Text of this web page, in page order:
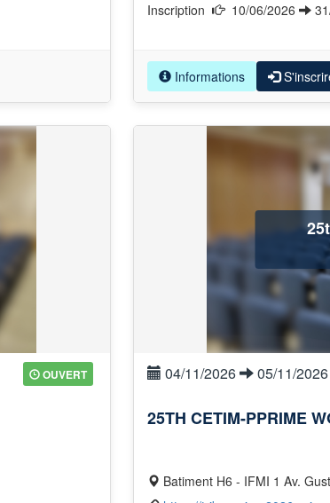
10/06/2026
Informations
OUVERT 04/11/2026 05/11/2026
25TH CETIM-PPRIME
Batiment H6 - IFMI 1 Av.